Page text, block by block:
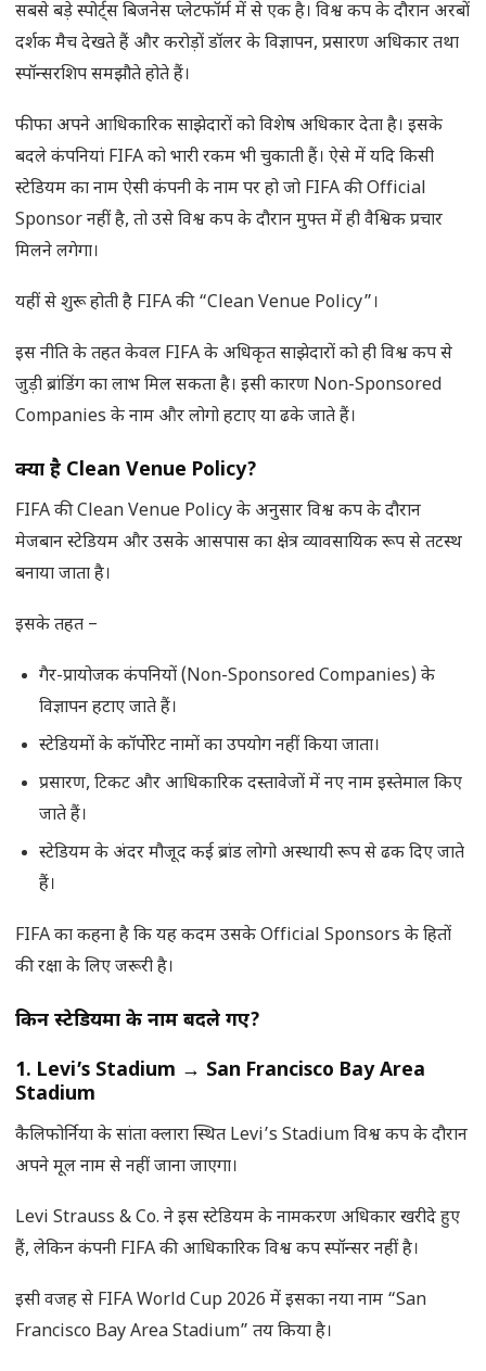
सबसे बड़े स्पोर्ट्स बिजनेस प्लेटफॉर्म में से एक है। विश्व कप के दौरान अरबों
दर्शक मैच देखते हैं और करोड़ों डॉलर के विज्ञापन, प्रसारण अधिकार तथा
स्पॉन्सरशिप समझौते होते हैं।
फीफा अपने आधिकारिक साझेदारों को विशेष अधिकार देता है। इसके
बदले कंपनियां FIFA को भारी रकम भी चुकाती हैं। ऐसे में यदि किसी
स्टेडियम का नाम ऐसी कंपनी के नाम पर हो जो FIFA की Official
Sponsor नहीं है, तो उसे विश्व कप के दौरान मुफ्त में ही वैश्विक प्रचार
मिलने लगेगा।
यहीं से शुरू होती है FIFA की “Clean Venue Policy”।
इस नीति के तहत केवल FIFA के अधिकृत साझेदारों को ही विश्व कप से
जुड़ी ब्रांडिंग का लाभ मिल सकता है। इसी कारण Non-Sponsored
Companies के नाम और लोगो हटाए या ढके जाते हैं।
क्या है Clean Venue Policy?
FIFA की Clean Venue Policy के अनुसार विश्व कप के दौरान
मेजबान स्टेडियम और उसके आसपास का क्षेत्र व्यावसायिक रूप से तटस्थ
बनाया जाता है।
इसके तहत –
गैर-प्रायोजक कंपनियों (Non-Sponsored Companies) के
विज्ञापन हटाए जाते हैं।
स्टेडियमों के कॉर्पोरेट नामों का उपयोग नहीं किया जाता।
प्रसारण, टिकट और आधिकारिक दस्तावेजों में नए नाम इस्तेमाल किए
जाते हैं।
स्टेडियम के अंदर मौजूद कई ब्रांड लोगो अस्थायी रूप से ढक दिए जाते
हैं।
FIFA का कहना है कि यह कदम उसके Official Sponsors के हितों
की रक्षा के लिए जरूरी है।
किन स्टेडियमों के नाम बदले गए?
1. Levi’s Stadium → San Francisco Bay Area
Stadium
कैलिफोर्निया के सांता क्लारा स्थित Levi’s Stadium विश्व कप के दौरान
अपने मूल नाम से नहीं जाना जाएगा।
Levi Strauss & Co. ने इस स्टेडियम के नामकरण अधिकार खरीदे हुए
हैं, लेकिन कंपनी FIFA की आधिकारिक विश्व कप स्पॉन्सर नहीं है।
इसी वजह से FIFA World Cup 2026 में इसका नया नाम “San
Francisco Bay Area Stadium” तय किया है।